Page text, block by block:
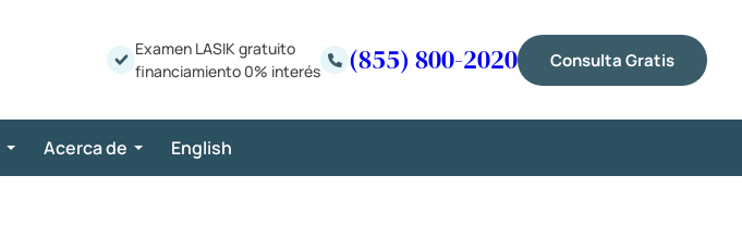
Examen LASIK gratuito
financiamiento 0% interés
(855) 800-2020 Consulta Gratis
Acerca de English